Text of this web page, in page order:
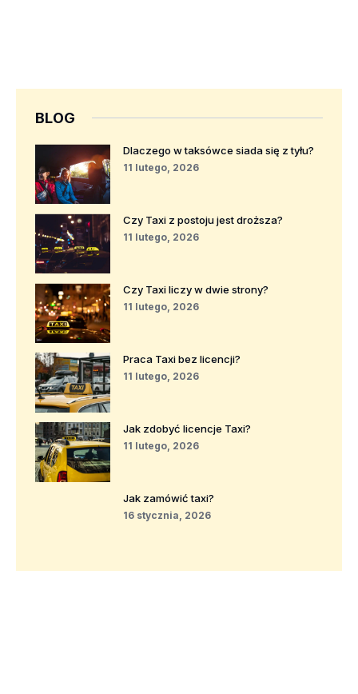
BLOG
Dlaczego w taksówce siada się z tyłu?
11 lutego, 2026
Czy Taxi z postoju jest droższa?
11 lutego, 2026
Czy Taxi liczy w dwie strony?
11 lutego, 2026
Praca Taxi bez licencji?
11 lutego, 2026
Jak zdobyć licencje Taxi?
11 lutego, 2026
Jak zamówić taxi?
16 stycznia, 2026